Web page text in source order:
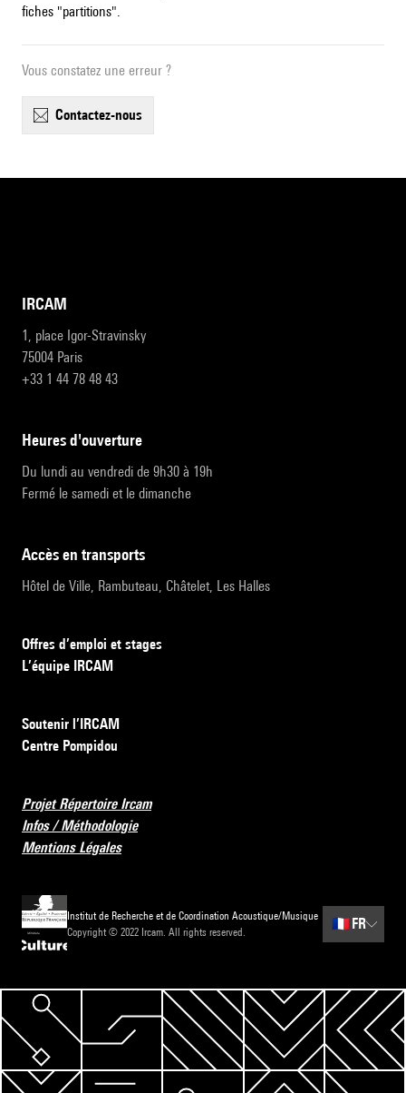
fiches "partitions".
Vous constatez une erreur ?
contactez-nous
IRCAM
1, place Igor-Stravinsky
75004 Paris
+33 1 44 78 48 43
heures d'ouverture
Du lundi au vendredi de 9h30 à 19h
Fermé le samedi et le dimanche
accès en transports
Hôtel de Ville, Rambuteau, Châtelet, Les Halles
Offres d’emploi et stages
L’équipe IRCAM
Soutenir l’IRCAM
Centre Pompidou
Projet Répertoire Ircam
Infos / Méthodologie
Mentions Légales
Institut de Recherche et de Coordination Acoustique/Musique
Copyright © 2022 Ircam. All rights reserved.
🇫🇷 FR